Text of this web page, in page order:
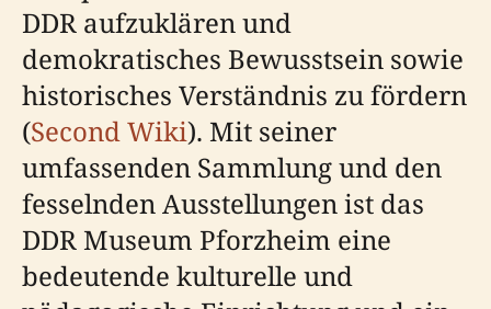
DDR aufzuklären und
demokratisches Bewusstsein sowie
historisches Verständnis zu fördern
(Second Wiki). Mit seiner
umfassenden Sammlung und den
fesselnden Ausstellungen ist das
DDR Museum Pforzheim eine
bedeutende kulturelle und